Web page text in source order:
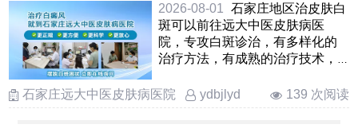
2026-08-01
石家庄地区治皮肤白
斑可以前往远大中医皮肤病医
院，专攻白斑诊治，有多样化的
治疗方法，有成熟的治疗技术，
……
石家庄远大中医皮肤病医院 ydbjlyd 139 次阅读